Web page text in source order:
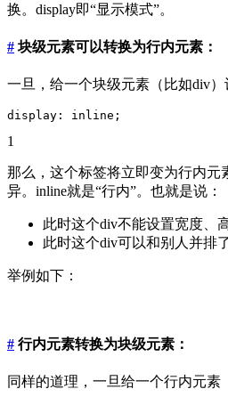
换。display即“显示模式”。
# 块级元素可以转换为行内元素：
一旦，给一个块级元素（比如div）
1
那么，这个标签将立即变为行内元
异。inline就是“行内”。也就是说：
此时这个div不能设置宽度、
此时这个div可以和别人并排了
举例如下：
# 行内元素转换为块级元素：
同样的道理，一旦给一个行内元素